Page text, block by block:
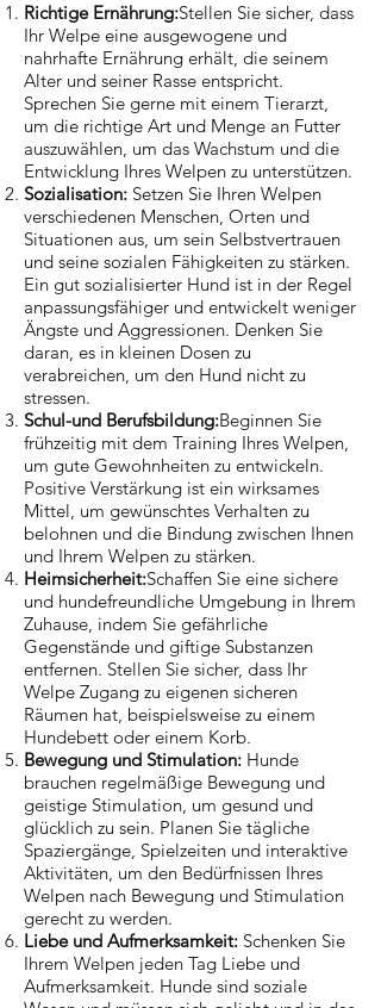
Richtige Ernährung:Stellen Sie sicher, dass
Ihr Welpe eine ausgewogene und
nahrhafte Ernährung erhält, die seinem
Alter und seiner Rasse entspricht.
Sprechen Sie gerne mit einem Tierarzt,
um die richtige Art und Menge an Futter
auszuwählen, um das Wachstum und die
Entwicklung Ihres Welpen zu unterstützen.
Sozialisation: Setzen Sie Ihren Welpen
verschiedenen Menschen, Orten und
Situationen aus, um sein Selbstvertrauen
und seine sozialen Fähigkeiten zu stärken.
Ein gut sozialisierter Hund ist in der Regel
anpassungsfähiger und entwickelt weniger
Ängste und Aggressionen. Denken Sie
daran, es in kleinen Dosen zu
verabreichen, um den Hund nicht zu
stressen.
Schul-und Berufsbildung:Beginnen Sie
frühzeitig mit dem Training Ihres Welpen,
um gute Gewohnheiten zu entwickeln.
Positive Verstärkung ist ein wirksames
Mittel, um gewünschtes Verhalten zu
belohnen und die Bindung zwischen Ihnen
und Ihrem Welpen zu stärken.
Heimsicherheit:Schaffen Sie eine sichere
und hundefreundliche Umgebung in Ihrem
Zuhause, indem Sie gefährliche
Gegenstände und giftige Substanzen
entfernen. Stellen Sie sicher, dass Ihr
Welpe Zugang zu eigenen sicheren
Räumen hat, beispielsweise zu einem
Hundebett oder einem Korb.
Bewegung und Stimulation: Hunde
brauchen regelmäßige Bewegung und
geistige Stimulation, um gesund und
glücklich zu sein. Planen Sie tägliche
Spaziergänge, Spielzeiten und interaktive
Aktivitäten, um den Bedürfnissen Ihres
Welpen nach Bewegung und Stimulation
gerecht zu werden.
Liebe und Aufmerksamkeit: Schenken Sie
Ihrem Welpen jeden Tag Liebe und
Aufmerksamkeit. Hunde sind soziale